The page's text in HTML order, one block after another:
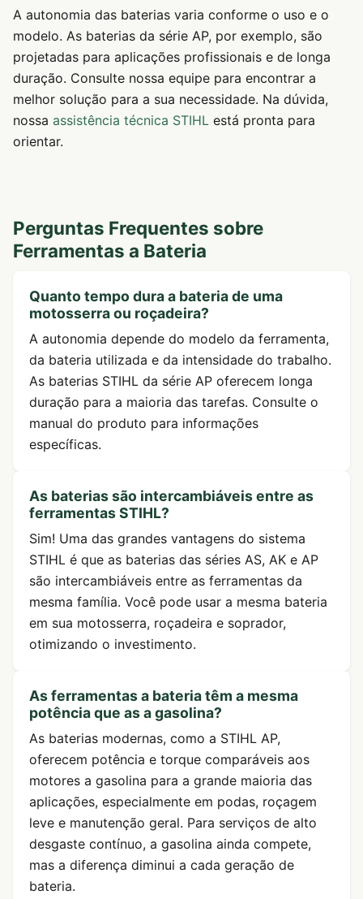
A autonomia das baterias varia conforme o uso e o
modelo. As baterias da série AP, por exemplo, são
projetadas para aplicações profissionais e de longa
duração. Consulte nossa equipe para encontrar a
melhor solução para a sua necessidade. Na dúvida,
nossa assistência técnica STIHL está pronta para
orientar.
Perguntas Frequentes sobre
Ferramentas a Bateria
Quanto tempo dura a bateria de uma
motosserra ou roçadeira?
A autonomia depende do modelo da ferramenta,
da bateria utilizada e da intensidade do trabalho.
As baterias STIHL da série AP oferecem longa
duração para a maioria das tarefas. Consulte o
manual do produto para informações
específicas.
As baterias são intercambiáveis entre as
ferramentas STIHL?
Sim! Uma das grandes vantagens do sistema
STIHL é que as baterias das séries AS, AK e AP
são intercambiáveis entre as ferramentas da
mesma família. Você pode usar a mesma bateria
em sua motosserra, roçadeira e soprador,
otimizando o investimento.
As ferramentas a bateria têm a mesma
potência que as a gasolina?
As baterias modernas, como a STIHL AP,
oferecem potência e torque comparáveis aos
motores a gasolina para a grande maioria das
aplicações, especialmente em podas, roçagem
leve e manutenção geral. Para serviços de alto
desgaste contínuo, a gasolina ainda compete,
mas a diferença diminui a cada geração de
bateria.